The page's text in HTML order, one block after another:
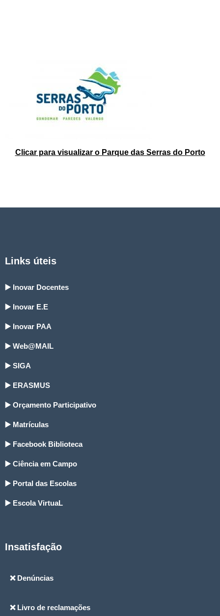
Clicar para visualizar o Parque das Serras do Porto
Links úteis
▶️ Inovar Docentes
▶️ Inovar E.E
▶️ Inovar PAA
▶️ Web@MAIL
▶️ SIGA
▶️ ERASMUS
▶️ Orçamento Participativo
▶️ Matrículas
▶️ Facebook Biblioteca
▶️ Ciência em Campo
▶️ Portal das Escolas
▶️ Escola VirtuaL
Insatisfação
❌ Denúncias
❌ Livro de reclamações